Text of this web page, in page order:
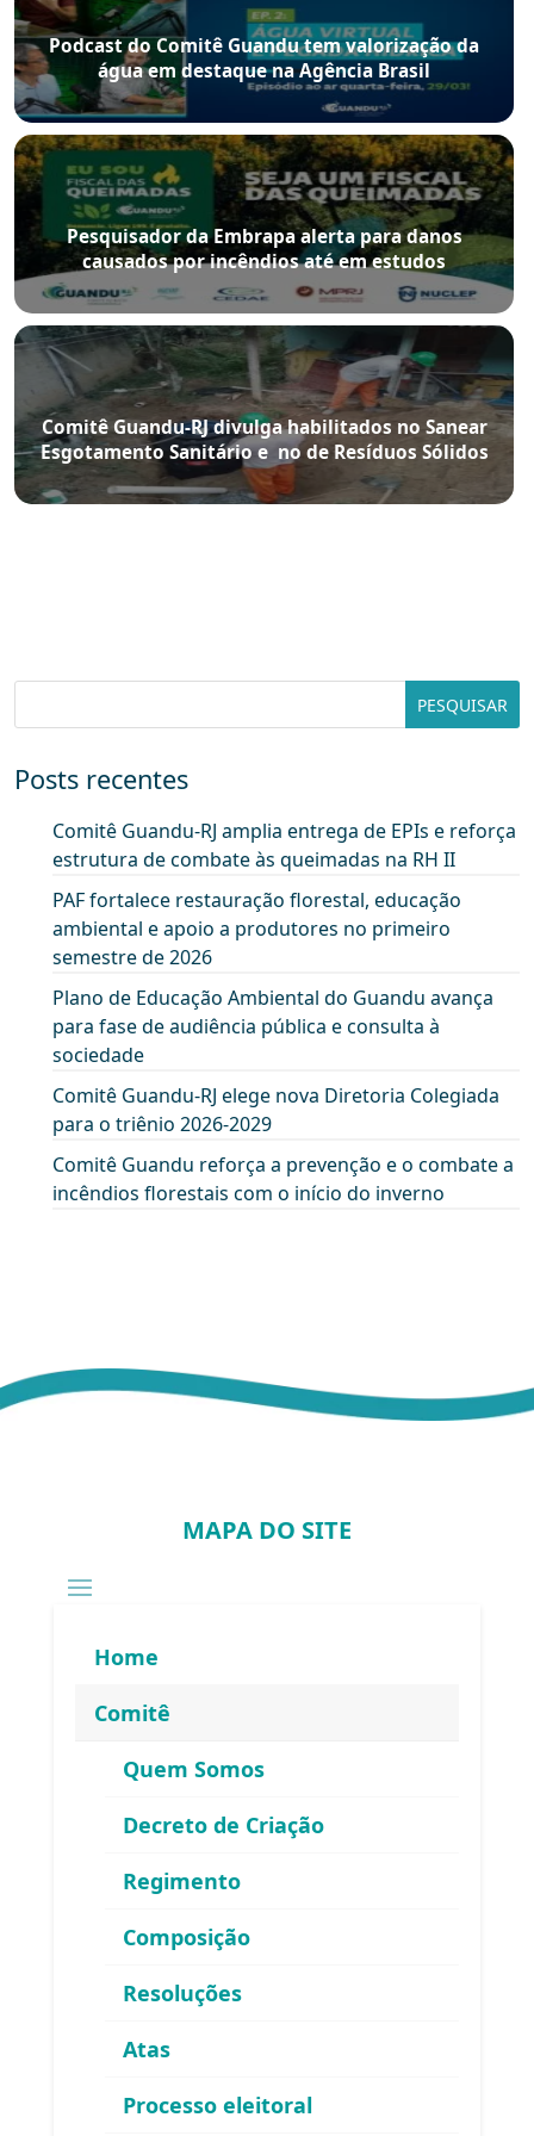
Podcast do Comitê Guandu tem valorização da
água em destaque na Agência Brasil
Pesquisador da Embrapa alerta para danos
causados por incêndios até em estudos
Comitê Guandu-RJ divulga habilitados no Sanear
Esgotamento Sanitário e no de Resíduos Sólidos
Posts recentes
Comitê Guandu-RJ amplia entrega de EPIs e reforça
estrutura de combate às queimadas na RH II
PAF fortalece restauração florestal, educação
ambiental e apoio a produtores no primeiro
semestre de 2026
Plano de Educação Ambiental do Guandu avança
para fase de audiência pública e consulta à
sociedade
Comitê Guandu-RJ elege nova Diretoria Colegiada
para o triênio 2026-2029
Comitê Guandu reforça a prevenção e o combate a
incêndios florestais com o início do inverno
MAPA DO SITE
Home
Comitê
Quem Somos
Decreto de Criação
Regimento
Composição
Resoluções
Atas
Processo eleitoral
ENDEREÇO